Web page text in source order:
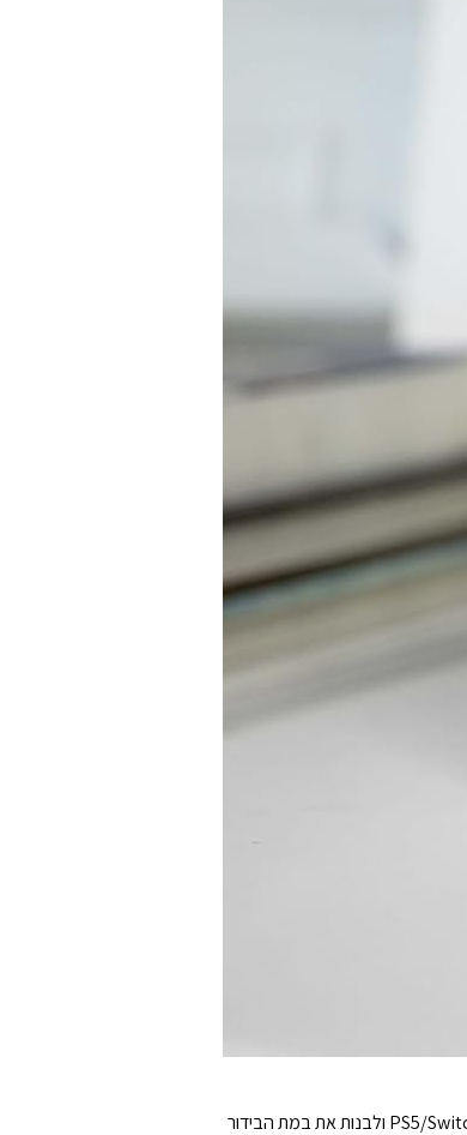
תמיכה בקלט ופלט Bluetooth. מצויד ב-HDMI, כניסת USB ויציאת 3.5 מ"מ. תוכלו לממש את החיבור של מכשירים שונים כמו מחשב נייד/PS5/Switch ולבנות את במת הבידור